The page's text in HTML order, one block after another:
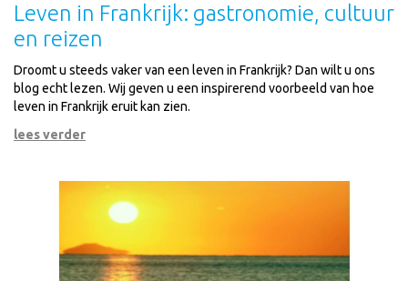
Leven in Frankrijk: gastronomie, cultuur
en reizen
Droomt u steeds vaker van een leven in Frankrijk? Dan wilt u ons
blog echt lezen. Wij geven u een inspirerend voorbeeld van hoe
leven in Frankrijk eruit kan zien.
lees verder